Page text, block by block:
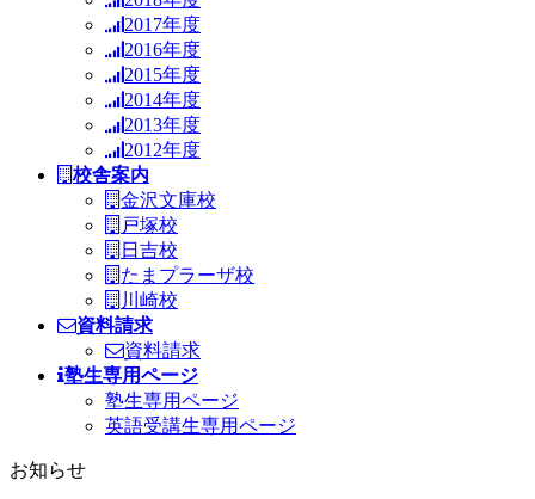
2017年度
2016年度
2015年度
2014年度
2013年度
2012年度
校舎案内
金沢文庫校
戸塚校
日吉校
たまプラーザ校
川崎校
資料請求
資料請求
塾生専用ページ
塾生専用ページ
英語受講生専用ページ
お知らせ